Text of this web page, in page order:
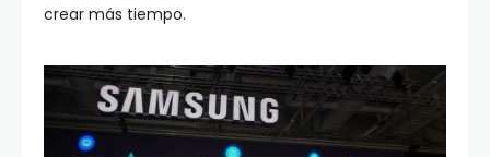
crear más tiempo.